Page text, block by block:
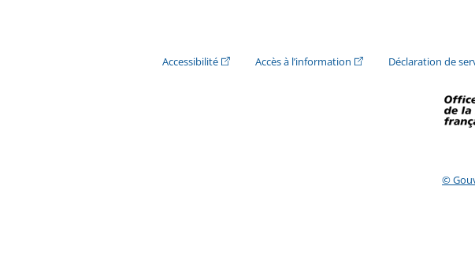
Accessibilité(Cet hyperlien externe s'ouvrira dans une nouvelle
Accès à l’information (Cet hyperlien externe
Déclaration de
©